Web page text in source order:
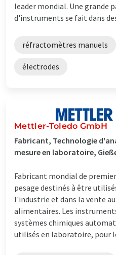
leader mondial. Une grande
d'instruments se fait dans
réfractomètres manuels
électrodes
Mettler-Toledo GmbH
Fabricant, Technologie
mesure en laboratoire,
Fabricant mondial de
pesage destinés à être
l'industrie et dans la vente
alimentaires. Les
systèmes chimiques
utilisés en laboratoire, pour